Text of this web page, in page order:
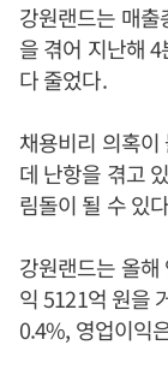
강원랜드는 매
을 겪어 지난해
다 줄었다.
채용비리 의혹
데 난항을 겪고
림돌이 될 수 있
강원랜드는 올
익 5121억 원을
0.4%, 영업이익